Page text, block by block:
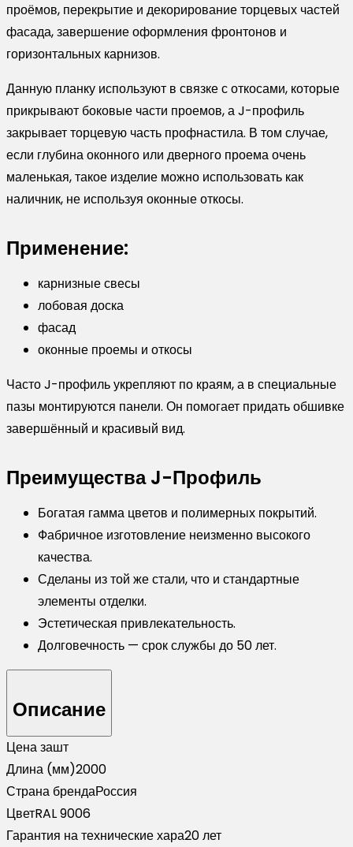
проёмов, перекрытие и декорирование торцевых частей
фасада, завершение оформления фронтонов и
горизонтальных карнизов.
Данную планку используют в связке с откосами, которые
прикрывают боковые части проемов, а J-профиль
закрывает торцевую часть профнастила. В том случае,
если глубина оконного или дверного проема очень
маленькая, такое изделие можно использовать как
наличник, не используя оконные откосы.
Применение:
карнизные свесы
лобовая доска
фасад
оконные проемы и откосы
Часто J-профиль укрепляют по краям, а в специальные
пазы монтируются панели. Он помогает придать обшивке
завершённый и красивый вид.
Преимущества J-Профиль
Богатая гамма цветов и полимерных покрытий.
Фабричное изготовление неизменно высокого
качества.
Сделаны из той же стали, что и стандартные
элементы отделки.
Эстетическая привлекательность.
Долговечность — срок службы до 50 лет.
Описание
Цена зашт
Длина (мм)2000
Страна брендаРоссия
ЦветRAL 9006
Гарантия на технические хара20 лет